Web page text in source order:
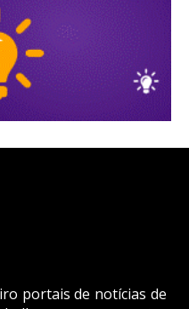
portais de notícias de